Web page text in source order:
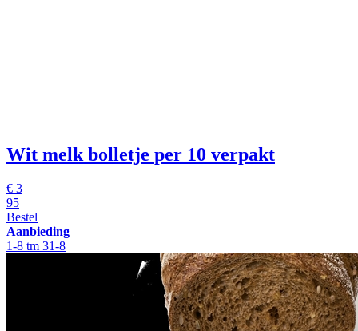
Wit melk bolletje per 10 verpakt
€ 3
95
Bestel
Aanbieding
1-8 tm 31-8